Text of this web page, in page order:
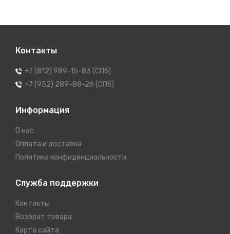
Контакты
+7 (812) 989-15-83 (СПб)
+7 (952) 289-88-26 (СПб)
Информация
О нас
Оплата и доставка
Политика конфиденциальности
Служба поддержки
Контакты
Возврат товара
Карта сайта